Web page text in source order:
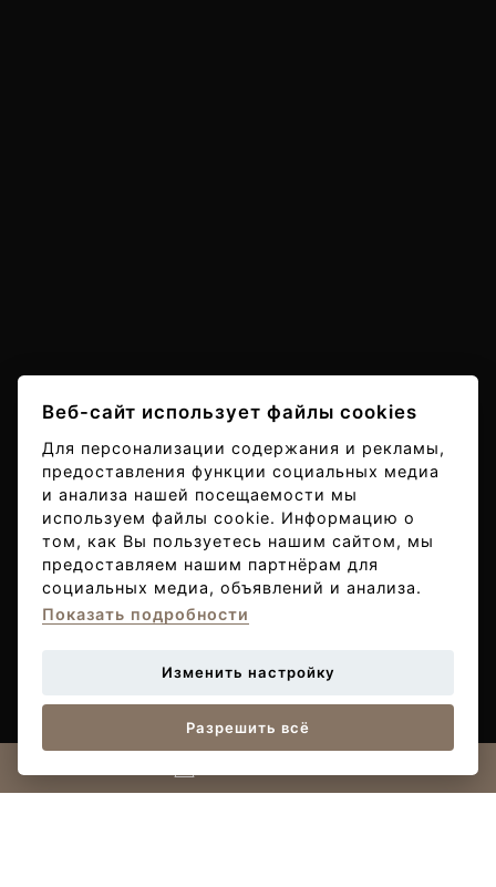
Веб-сайт использует файлы cookies
Для персонализации содержания и рекламы,
предоставления функции социальных медиа
и анализа нашей посещаемости мы
используем файлы cookie. Информацию о
том, как Вы пользуетесь нашим сайтом, мы
предоставляем нашим партнёрам для
социальных медиа, объявлений и анализа.
Показать подробности
Изменить настройку
Разрешить всё